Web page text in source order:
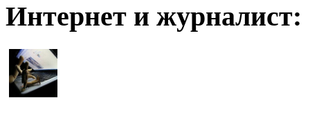
Интернет и журналист: